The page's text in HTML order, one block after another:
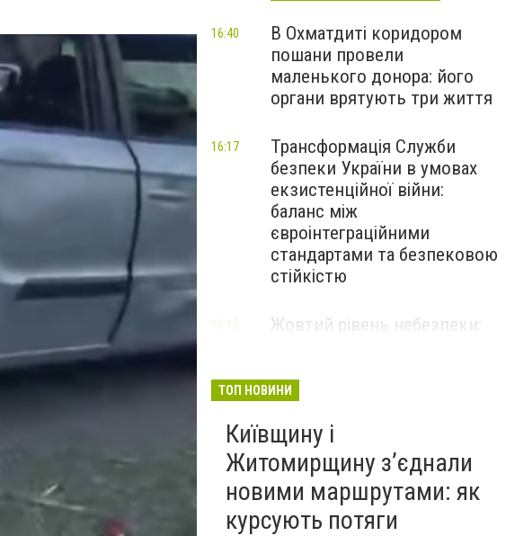
В Охматдиті коридором
пошани провели
маленького донора: його
органи врятують три життя
16:40
Трансформація Служби
безпеки України в умовах
екзистенційної війни:
баланс між
євроінтеграційними
стандартами та безпековою
стійкістю
16:17
Жовтий рівень небезпеки:
16:15
ТОП НОВИНИ
Київщину і
Житомирщину з’єднали
новими маршрутами: як
курсують потяги